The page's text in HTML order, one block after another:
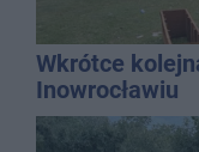
Wkrótce
Inowrocławiu